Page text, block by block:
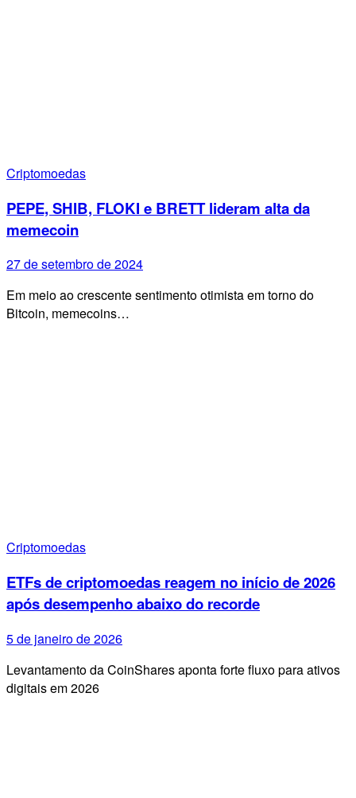
Criptomoedas
PEPE, SHIB, FLOKI e BRETT lideram alta da
memecoin
27 de setembro de 2024
Em meio ao crescente sentimento otimista em torno do
Bitcoin, memecoins…
Criptomoedas
ETFs de criptomoedas reagem no início de 2026
após desempenho abaixo do recorde
5 de janeiro de 2026
Levantamento da CoinShares aponta forte fluxo para ativos
digitais em 2026